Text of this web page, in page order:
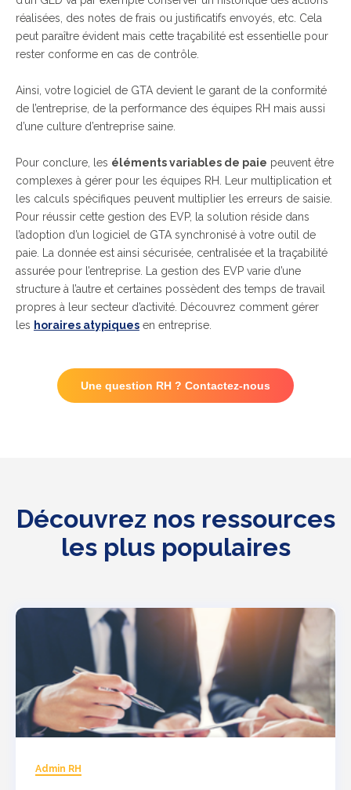
réalisées, des notes de frais ou justificatifs envoyés, etc. Cela
peut paraître évident mais cette traçabilité est essentielle pour
rester conforme en cas de contrôle.
Ainsi, votre logiciel de GTA devient le garant de la conformité
de l’entreprise, de la performance des équipes RH mais aussi
d’une culture d’entreprise saine.
Pour conclure, les éléments variables de paie peuvent être
complexes à gérer pour les équipes RH. Leur multiplication et
les calculs spécifiques peuvent multiplier les erreurs de saisie.
Pour réussir cette gestion des EVP, la solution réside dans
l’adoption d’un logiciel de GTA synchronisé à votre outil de
paie. La donnée est ainsi sécurisée, centralisée et la traçabilité
assurée pour l’entreprise. La gestion des EVP varie d’une
structure à l’autre et certaines possèdent des temps de travail
propres à leur secteur d’activité. Découvrez comment gérer
les horaires atypiques en entreprise.
Une question RH ? Contactez-nous
Découvrez nos ressources
les plus populaires
Admin RH